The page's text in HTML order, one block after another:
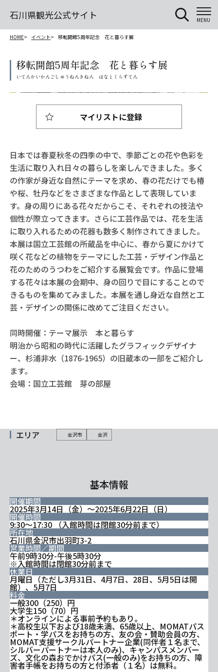
石川県観光公式サイト MENU
HOME イベント 移転開館5周年記念 花と暮らす展
移転開館5周年記念 花と暮らす展
日本では春夏秋冬の四季の中で、季節ごとの花や色彩を
生活に取り入れ日々の暮らしを楽しんできました。多く
の作家が身近な自然にテーマを求め、春の花だけでも椿
や桜、牡丹などをさまざまな作品として表現していま
す。身の周りにある花々だからこそ、それぞれの技法や
個性が際立ってきます。さらに工芸作品では、花を生活
に取り入れるための花器も数多く制作されてきました。
本展は国立工芸館の所蔵品を中心に、春から夏にかけて
咲く花などの植物をテーマにした工芸・デザイン作品と
花のためのうつわをご紹介する展覧会です。作品に登場
する花々は本展の会期中、身の回りで目にすることので
きるものを集めてみました。本展を通し身近な自然と工
芸・デザインの関係に改めてご注目ください。
同時開催：テーマ展示 本と暮らす
明治から昭和の時代に活躍したグラフィックデザイナ
ー、杉浦非水（1876-1965）の旧蔵本の一部をご紹介し
ます。
会場：国立工芸館 芽の部屋
マイリストに登録
エリア 金沢市 金沢
基本情報
開催期間
2025年3月14日（金）～2025年6月22日（日）
開催時間
9:30～17:30 （入館時間は閉館30分前まで）
所在地
石川県金沢市出羽町3-2
営業時間／期間
午前9時30分-午後5時30分
※入館時間は閉館30分前まで
休業日
月曜日（ただし3月31日、4月7日、28日、5月5日は開
館）、5月7日
料金
一般300（250）円
大学生150（70）円
＊オンラインによる事前予約もあり。
＊高校生以下および18歳未満、65歳以上、MOMATパス
ポート・学パスをお持ちの方、友の会・賛助会員の方、
MOMAT支援サークルパートナー企業(同伴者１名まで、
シルバーパートナーは本人のみ)、キャンパスメンバー
ズ、文化の森おでかけパス(一般のみ)をお持ちの方、障
害者手帳をお持ちの方と付添者（１名）は無料。